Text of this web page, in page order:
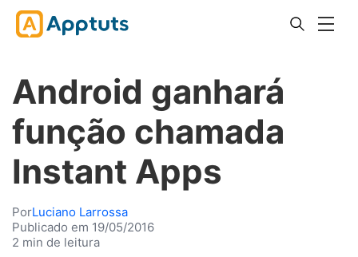
Android ganhará
função chamada
Instant Apps
PorLuciano Larrossa
Publicado em 19/05/2016
2 min de leitura